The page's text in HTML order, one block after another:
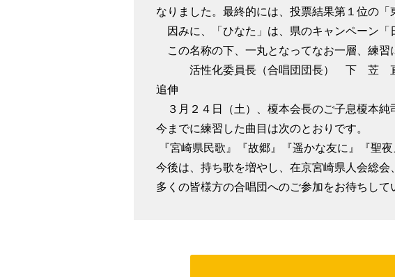
なりました。最終的には、投票結果第１位の
因みに、「ひなた」は、県のキャンペーン「
この名称の下、一丸となってなお一層、練習
活性化委員長（合唱団団長） 下 苙
追伸
３月２４日（土）、榎本会長のご子息榎本純
今までに練習した曲目は次のとおりです。
『宮崎県民歌』『故郷』『遥かな友に』『聖夜
今後は、持ち歌を増やし、在京宮崎県人会総
多くの皆様方の合唱団へのご参加をお待ちして